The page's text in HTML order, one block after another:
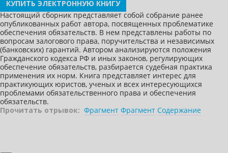
КУПИТЬ ЭЛЕКТРОННУЮ КНИГУ
Настоящий сборник представляет собой собрание ранее
опубликованных работ автора, посвященных проблематике
обеспечения обязательств. В нем представлены работы по
вопросам залогового права, поручительства и независимых
(банковских) гарантий. Автором анализируются положения
Гражданского кодекса РФ и иных законов, регулирующих
обеспечение обязательств, разбирается судебная практика
применения их норм. Книга представляет интерес для
практикующих юристов, ученых и всех интересующихся
проблемами обязательственного права и обеспечения
обязательств.
Прочитать отрывок: Фрагмент Фрагмент Содержание